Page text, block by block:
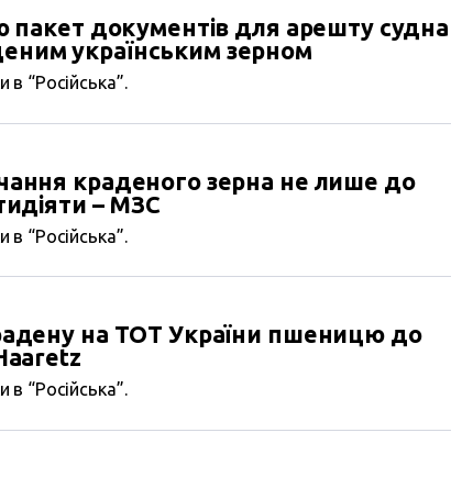
пакет документів для арешту судна
українським зерном
в “Російська”.
краденого зерна не лише до
– МЗС
в “Російська”.
на ТОТ України пшеницю до
в “Російська”.